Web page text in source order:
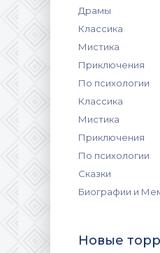
Драмы
Классика
Мистика
Приключения
По психологии
Классика
Мистика
Приключения
По психологии
Сказки
Биографии и
Новые